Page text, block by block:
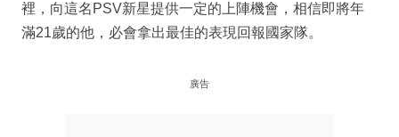
裡，向這名PSV新星提供一定的上陣機會，相信即將年
滿21歲的他，必會拿出最佳的表現回報國家隊。
廣告